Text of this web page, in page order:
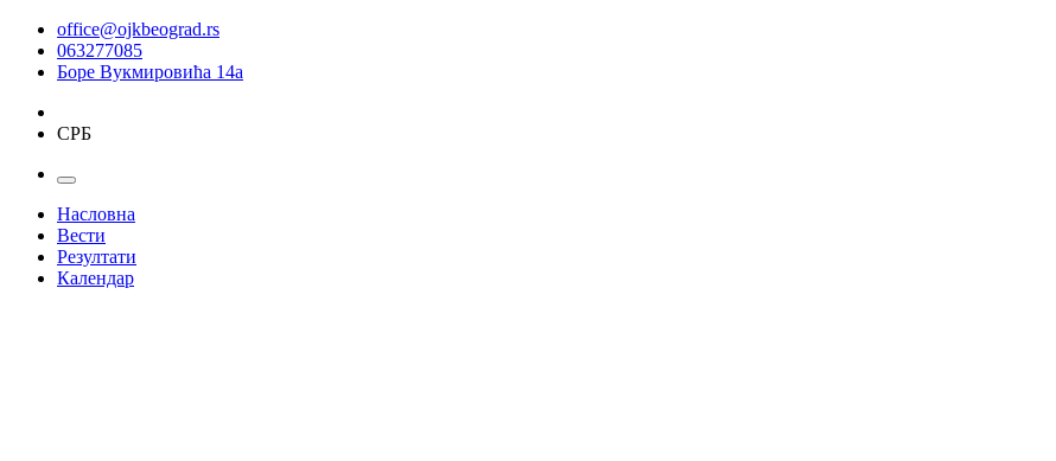
office@ojkbeograd.rs
063277085
Боре Вукмировића 14а
СРБ
Насловна
Вести
Резултати
Календар